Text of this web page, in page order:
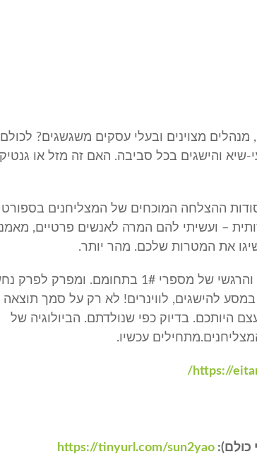
מצוינים ובעלי עסקים משגשגים?
שיא והישגים בכל סביבה. האם זה מזל או
ההצלחה המוכחים של המצליחנים
– ועשיתי להם המרה לאנשים פרטיים,
את המטרות שלכם. מהר יותר.
בכל פרק תקבלו הצצה נדירה לעולמם המנטלי והרגשי של מספרי 1# בתחומם. ומפרק
להישגים, לווינרים! לא רק על סמך תוצאה
בדיוק כפי שנולדתם. הביולוגיה של
עכשיו.
https://
כולם): https://tinyurl.com/sun2yao